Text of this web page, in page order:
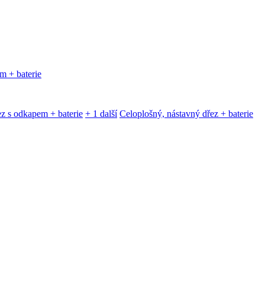
+ baterie
s odkapem + baterie + 1 další Celoplošný, nástavný dřez + baterie